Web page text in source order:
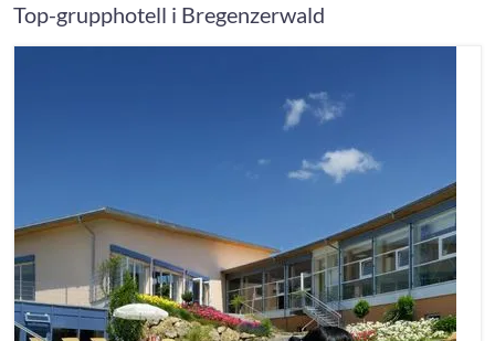
Top-grupphotell i Bregenzerwald